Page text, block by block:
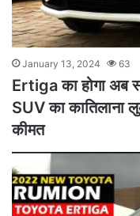
January 13, 2024 63
Ertiga का होगा अब
SUV का कातिलाना
कीमत